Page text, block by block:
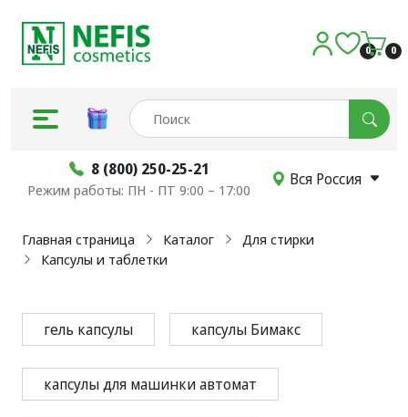
0 0
8 (800) 250-25-21
Режим работы: ПН - ПТ 9:00 – 17:00
Вся Россия
Главная страница Каталог
Для стирки
Капсулы и таблетки
Разделы
гель капсулы капсулы Бимакс
капсулы для машинки автомат